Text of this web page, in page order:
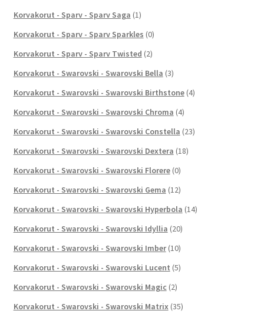
Korvakorut - Sparv - Sparv Saga (1)
Korvakorut - Sparv - Sparv Sparkles (0)
Korvakorut - Sparv - Sparv Twisted (2)
Korvakorut - Swarovski - Swarovski Bella (3)
Korvakorut - Swarovski - Swarovski Birthstone (4)
Korvakorut - Swarovski - Swarovski Chroma (4)
Korvakorut - Swarovski - Swarovski Constella (23)
Korvakorut - Swarovski - Swarovski Dextera (18)
Korvakorut - Swarovski - Swarovski Florere (0)
Korvakorut - Swarovski - Swarovski Gema (12)
Korvakorut - Swarovski - Swarovski Hyperbola (14)
Korvakorut - Swarovski - Swarovski Idyllia (20)
Korvakorut - Swarovski - Swarovski Imber (10)
Korvakorut - Swarovski - Swarovski Lucent (5)
Korvakorut - Swarovski - Swarovski Magic (2)
Korvakorut - Swarovski - Swarovski Matrix (35)